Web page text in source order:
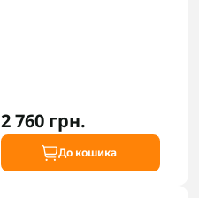
2 760 грн.
До кошика